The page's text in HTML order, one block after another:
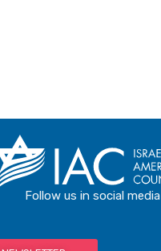
Follow us in social media